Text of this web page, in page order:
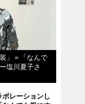
」＝「なんで
塩川夏子さ
ボレーションし